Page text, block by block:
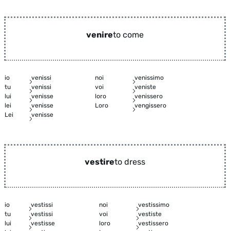
venireto come
io venissi noi
venissimo
tu
venissi voi
veniste
lui
venisse loro
venissero
lei
venisse Loro
vengissero
Lei
venisse
vestireto dress
io vestissi noi
vestissimo
tu
vestissi voi
vestiste
lui
vestisse loro
vestissero